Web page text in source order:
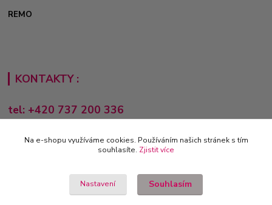
REMO
KONTAKTY :
tel: +420 737 200 336
Pondělí-Pátek: 8 - 17 hodin
obchod@e-sporting.cz
Na e-shopu využíváme cookies. Používáním našich stránek s tím
souhlasíte. Zjistit více
Nastavení Souhlasím